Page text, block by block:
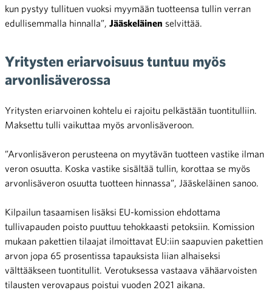
kun pystyy tullituen vuoksi myymään tuotteensa tullin verran
edullisemmalla hinnalla”, Jääskeläinen selvittää.
Yritysten eriarvoisuus tuntuu myös
arvonlisäverossa
Yritysten eriarvoinen kohtelu ei rajoitu pelkästään tuontitulliin.
Maksettu tulli vaikuttaa myös arvonlisäveroon.
”Arvonlisäveron perusteena on myytävän tuotteen vastike ilman
veron osuutta. Koska vastike sisältää tullin, korottaa se myös
arvonlisäveron osuutta tuotteen hinnassa”, Jääskeläinen sanoo.
Kilpailun tasaamisen lisäksi EU-komission ehdottama
tullivapauden poisto puuttuu tehokkaasti petoksiin. Komission
mukaan pakettien tilaajat ilmoittavat EU:iin saapuvien pakettien
arvon jopa 65 prosentissa tapauksista liian alhaiseksi
välttääkseen tuontitullit. Verotuksessa vastaava vähäarvoisten
tilausten verovapaus poistui vuoden 2021 aikana.